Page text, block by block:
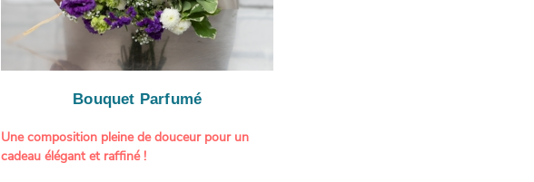
Bouquet Parfumé
Une composition pleine de douceur pour un
cadeau élégant et raffiné !